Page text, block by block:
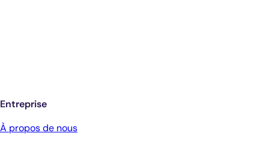
Entreprise
À propos de nous